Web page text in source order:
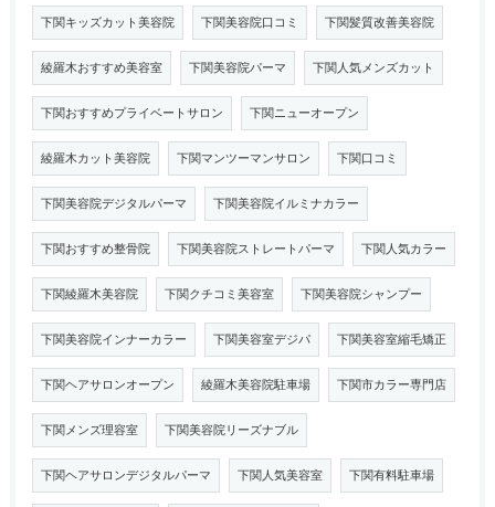
下関キッズカット美容院 下関美容院口コミ 下関髪質改善美容院
綾羅木おすすめ美容室 下関美容院パーマ 下関人気メンズカット
下関おすすめプライベートサロン 下関ニューオープン
綾羅木カット美容院 下関マンツーマンサロン 下関口コミ
下関美容院デジタルパーマ 下関美容院イルミナカラー
下関おすすめ整骨院 下関美容院ストレートパーマ 下関人気カラー
下関綾羅木美容院 下関クチコミ美容室 下関美容院シャンプー
下関美容院インナーカラー 下関美容室デジパ 下関美容室縮毛矯正
下関ヘアサロンオープン 綾羅木美容院駐車場 下関市カラー専門店
下関メンズ理容室 下関美容院リーズナブル
下関ヘアサロンデジタルパーマ 下関人気美容室 下関有料駐車場